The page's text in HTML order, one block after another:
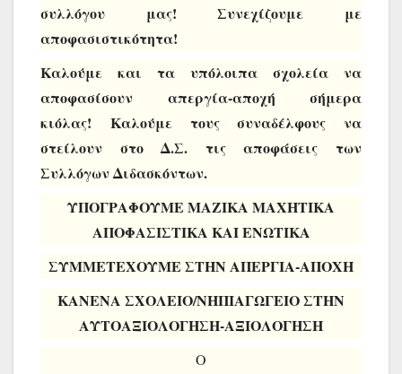
συλλόγου μας! Συνεχίζουμε με
αποφασιστικότητα!
Καλούμε και τα υπόλοιπα σχολεία να
αποφασίσουν απεργία-αποχή σήμερα
κιόλας! Καλούμε τους συναδέλφους να
στείλουν στο Δ.Σ. τις αποφάσεις των
Συλλόγων Διδασκόντων.
ΥΠΟΓΡΑΦΟΥΜΕ ΜΑΖΙΚΑ ΜΑΧΗΤΙΚΑ
ΑΠΟΦΑΣΙΣΤΙΚΑ ΚΑΙ ΕΝΩΤΙΚΑ
ΣΥΜΜΕΤΕΧΟΥΜΕ ΣΤΗΝ ΑΠΕΡΓΙΑ-ΑΠΟΧΗ
ΚΑΝΕΝΑ ΣΧΟΛΕΙΟ/ΝΗΠΙΑΓΩΓΕΙΟ ΣΤΗΝ
ΑΥΤΟΑΞΙΟΛΟΓΗΣΗ-ΑΞΙΟΛΟΓΗΣΗ
Ο